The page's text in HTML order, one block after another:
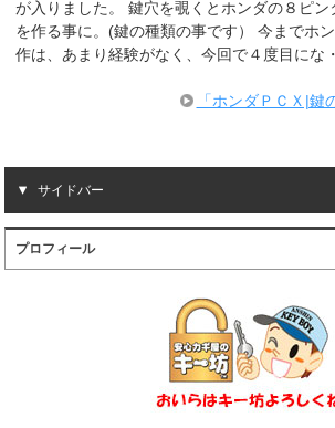
が入りました。 鍵穴を覗くとホンダの８ピン
を作る事に。(鍵の種類の事です） 今までホ
作は、あまり経験がなく、今回で４度目にな
「ホンダＰＣＸ|鍵
サイドバー
プロフィール